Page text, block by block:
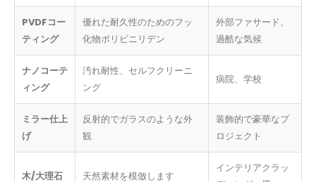
PVDFコー
ティング
優れた耐久性のためのフッ
化物ポリビニリデン
外部ファサード、
過酷な気候
ナノコーテ
ィング
汚れ耐性、セルフクリーニ
ング
病院、学校
ミラー仕上
げ
反射的でガラスのような外
観
装飾的で豪華なプ
ロジェクト
木/大理石 天然素材を模倣します
インテリアクラッ